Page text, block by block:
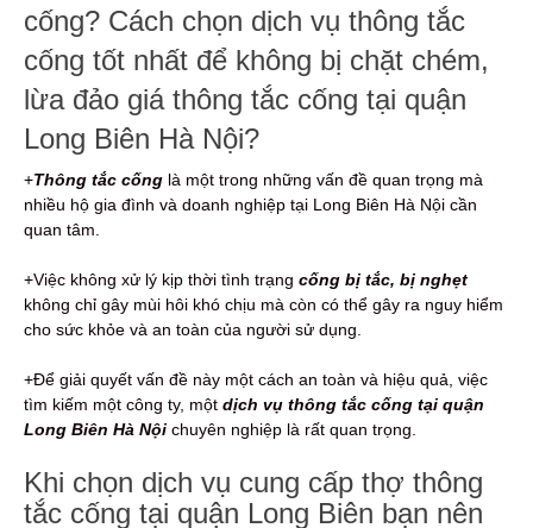
cống? Cách chọn dịch vụ thông tắc
cống tốt nhất để không bị chặt chém,
lừa đảo giá thông tắc cống tại quận
Long Biên Hà Nội?
+Thông tắc cống là một trong những vấn đề quan trọng mà
nhiều hộ gia đình và doanh nghiệp tại Long Biên Hà Nội cần
quan tâm.
+Việc không xử lý kịp thời tình trạng cống bị tắc, bị nghẹt
không chỉ gây mùi hôi khó chịu mà còn có thể gây ra nguy hiểm
cho sức khỏe và an toàn của người sử dụng.
+Để giải quyết vấn đề này một cách an toàn và hiệu quả, việc
tìm kiếm một công ty, một dịch vụ thông tắc cống tại quận
Long Biên Hà Nội chuyên nghiệp là rất quan trọng.
Khi chọn dịch vụ cung cấp thợ thông
tắc cống tại quận Long Biên bạn nên